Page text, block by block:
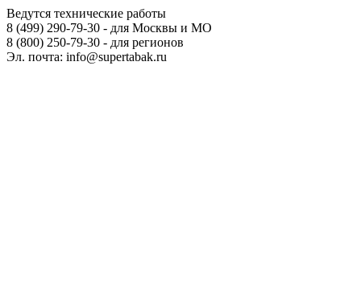
Ведутся технические работы
8 (499) 290-79-30 - для Москвы и МО
8 (800) 250-79-30 - для регионов
Эл. почта: info@supertabak.ru